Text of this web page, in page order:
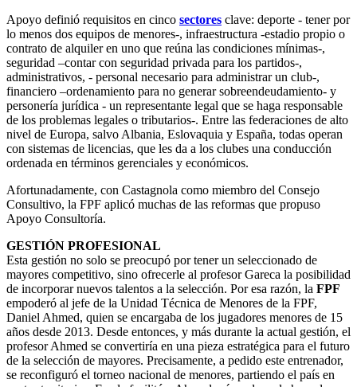
Apoyo definió requisitos en cinco sectores clave: deporte - tener por
lo menos dos equipos de menores-, infraestructura -estadio propio o
contrato de alquiler en uno que reúna las condiciones mínimas-,
seguridad –contar con seguridad privada para los partidos-,
administrativos, - personal necesario para administrar un club-,
financiero –ordenamiento para no generar sobreendeudamiento- y
personería jurídica - un representante legal que se haga responsable
de los problemas legales o tributarios-. Entre las federaciones de alto
nivel de Europa, salvo Albania, Eslovaquia y España, todas operan
con sistemas de licencias, que les da a los clubes una conducción
ordenada en términos gerenciales y económicos.
Afortunadamente, con Castagnola como miembro del Consejo
Consultivo, la FPF aplicó muchas de las reformas que propuso
Apoyo Consultoría.
GESTIÓN PROFESIONAL
Esta gestión no solo se preocupó por tener un seleccionado de
mayores competitivo, sino ofrecerle al profesor Gareca la posibilidad
de incorporar nuevos talentos a la selección. Por esa razón, la FPF
empoderó al jefe de la Unidad Técnica de Menores de la FPF,
Daniel Ahmed, quien se encargaba de los jugadores menores de 15
años desde 2013. Desde entonces, y más durante la actual gestión, el
profesor Ahmed se convertiría en una pieza estratégica para el futuro
de la selección de mayores. Precisamente, a pedido este entrenador,
se reconfiguró el torneo nacional de menores, partiendo el país en